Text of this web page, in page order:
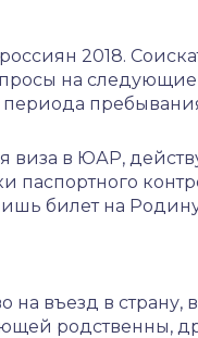
2018.
на
виза в ЮАР,
паспортного
билет на
на въезд в
родственны,